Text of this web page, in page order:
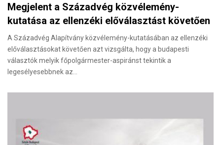
Megjelent a Századvég közvélemény-
kutatása az ellenzéki előválasztást követően
A Századvég Alapítvány közvélemény-kutatásában az ellenzéki
előválasztásokat követően azt vizsgálta, hogy a budapesti
választók melyik főpolgármester-aspiránst tekintik a
legesélyesebbnek az…